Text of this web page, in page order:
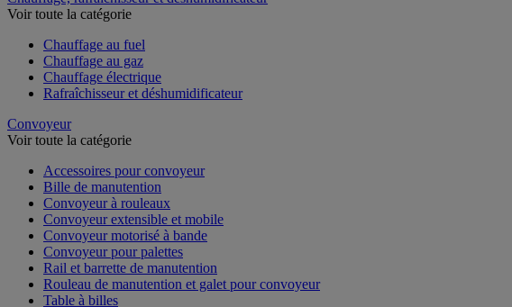
Chauffage, rafraîchisseur et déshumidificateur
Chauffage au fuel
Chauffage au gaz
Chauffage électrique
Convoyeur
Accessoires pour convoyeur
Bille de manutention
Convoyeur à rouleaux
Convoyeur extensible et mobile
Convoyeur motorisé à bande
Convoyeur pour palettes
Rail et barrette de manutention
Rouleau de manutention et galet pour convoyeur